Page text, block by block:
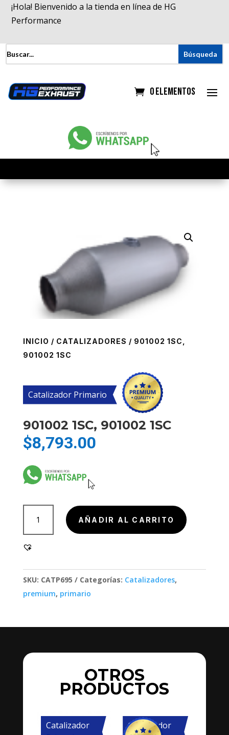
¡Hola! Bienvenido a la tienda en línea de HG
Performance
0 elementos
INICIO / CATALIZADORES / 901002 1SC,
901002 1SC
Catalizador Primario
901002 1SC, 901002 1SC
$8,793.00
901002
1SC
cantidad
AÑADIR AL CARRITO
SKU: CATP695 Categorías: Catalizadores,
premium, primario
OTROS
PRODUCTOS
Catalizador
Catalizador